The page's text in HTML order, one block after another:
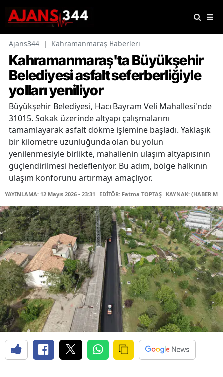
Ajans344 | Kahramanmaraş Haberleri
Kahramanmaraş'ta Büyükşehir
Belediyesi asfalt seferberliğiyle
yolları yeniliyor
Büyükşehir Belediyesi, Hacı Bayram Veli Mahallesi'nde
31015. Sokak üzerinde altyapı çalışmalarını
tamamlayarak asfalt dökme işlemine başladı. Yaklaşık
bir kilometre uzunluğunda olan bu yolun
yenilenmesiyle birlikte, mahallenin ulaşım altyapısının
güçlendirilmesi hedefleniyor. Bu adım, bölge halkının
ulaşım konforunu artırmayı amaçlıyor.
YAYINLAMA: 12 Mayıs 2026 - 23:31 EDİTÖR: Fatma TOPTAŞ KAYNAK: (HABER